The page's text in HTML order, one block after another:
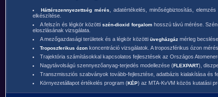
Háttérszennyezettség mérés, adatértékelés, minőségbiztosítás,
elkészítése.
A felszín és légkör közöttiszén-dioxid forgalomhosszú távú mérése.
eloszlásának vizsgálata.
A mezőgazdasági területek és a légkör közötti üvegházgáz mérleg
Troposzferikus ózon koncentráció vizsgálatok. A troposzférikus ózon
Trajektória számításokkal kapcsolatos fejlesztések az Országos
Nagytávolságú szennyezőanyag-terjedés modellezése (FLEXPART),
Transzmissziós szabványok tovább-fejlesztése, adatbázis kialakítása és
Környezetállapot értékelés program (KÉP) az MTA-KvVM közös kutatási